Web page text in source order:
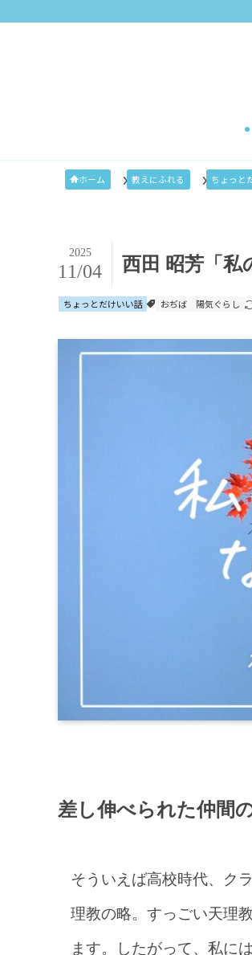
ホーム 教えにふれる ちょっと
西田 昭芳「私
2025
11/04
ちょっとだけいい話 おぢば 陽気ぐらし
差し伸べられた仲間
そういえば高校時代、ク
理教の略。すっごい天理
ます。したがって、私に